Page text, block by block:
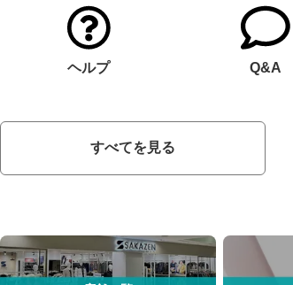
ヘルプ Q&A
すべてを見る